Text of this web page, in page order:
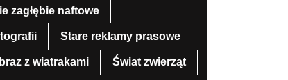
zagłębie naftowe
Stare reklamy prasowe
z wiatrakami Świat zwierząt